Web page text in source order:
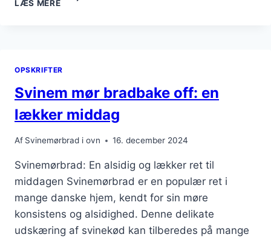
LÆS MEREI
FOND
OPSKRIFTER
Svinem mør bradbake off: en
lækker middag
Af Svinemørbrad i ovn 16. december 2024
Svinemørbrad: En alsidig og lækker ret til
middagen Svinemørbrad er en populær ret i
mange danske hjem, kendt for sin møre
konsistens og alsidighed. Denne delikate
udskæring af svinekød kan tilberedes på mange